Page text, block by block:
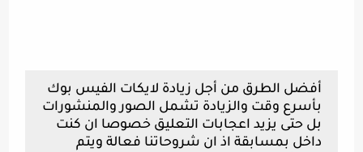
أفضل الطرق من أجل زيادة لايكات الفيس بوك
بأسرع وقت والزيادة تشمل الصور والمنشورات
بل حتى يزيد اعجابات التعليق خصوصا ان كنت
داخل بمسابقة اذ ان شروحاتنا فعالة ويتم